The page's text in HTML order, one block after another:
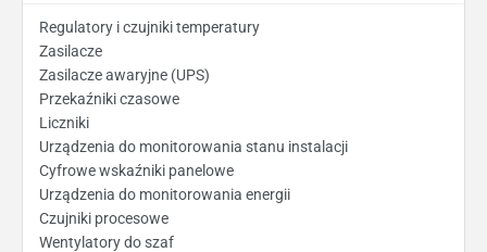
Regulatory i czujniki temperatury
Zasilacze
Zasilacze awaryjne (UPS)
Przekaźniki czasowe
Liczniki
Urządzenia do monitorowania stanu instalacji
Cyfrowe wskaźniki panelowe
Urządzenia do monitorowania energii
Czujniki procesowe
Wentylatory do szaf